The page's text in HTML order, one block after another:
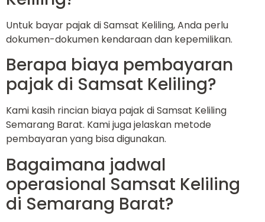
Untuk bayar pajak di Samsat Keliling, Anda perlu
dokumen-dokumen kendaraan dan kepemilikan.
Berapa biaya pembayaran
pajak di Samsat Keliling?
Kami kasih rincian biaya pajak di Samsat Keliling
Semarang Barat. Kami juga jelaskan metode
pembayaran yang bisa digunakan.
Bagaimana jadwal
operasional Samsat Keliling
di Semarang Barat?